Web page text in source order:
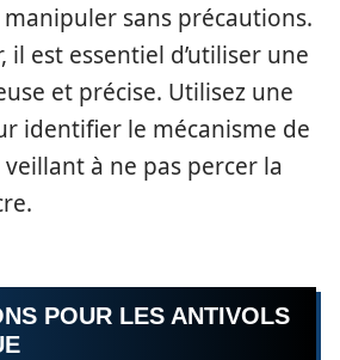
manipuler sans précautions.
il est essentiel d’utiliser une
et précise. Utilisez une
identifier le mécanisme de
à ne pas percer la
POUR LES ANTIVOLS